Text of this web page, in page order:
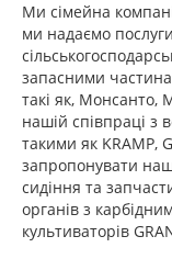
Ми сімейна
ми надаємо
запасними
такі як, Монсанто,
нашій співпраці
такими як KRAMP,
запропонувати
сидіння та
органів з
культиваторів